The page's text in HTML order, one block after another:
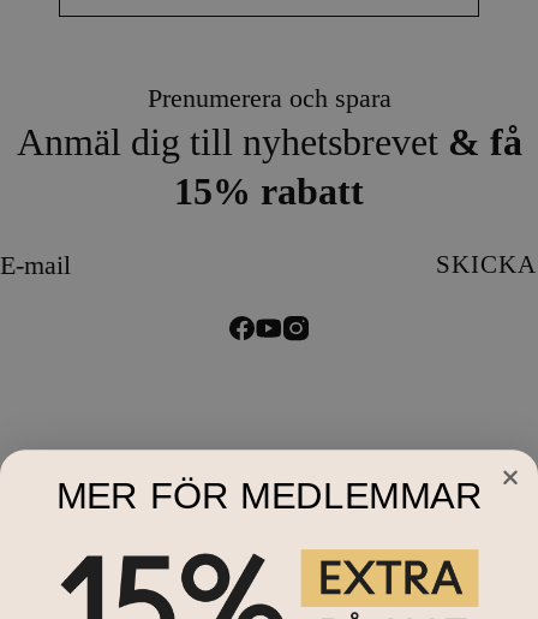
Prenumerera och spara
Anmäl dig till nyhetsbrevet & få
15% rabatt
E-mail SKICKA
MER FÖR MEDLEMMAR